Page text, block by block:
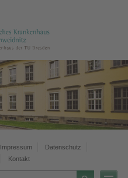
Impressum
Datenschutz
Kontakt